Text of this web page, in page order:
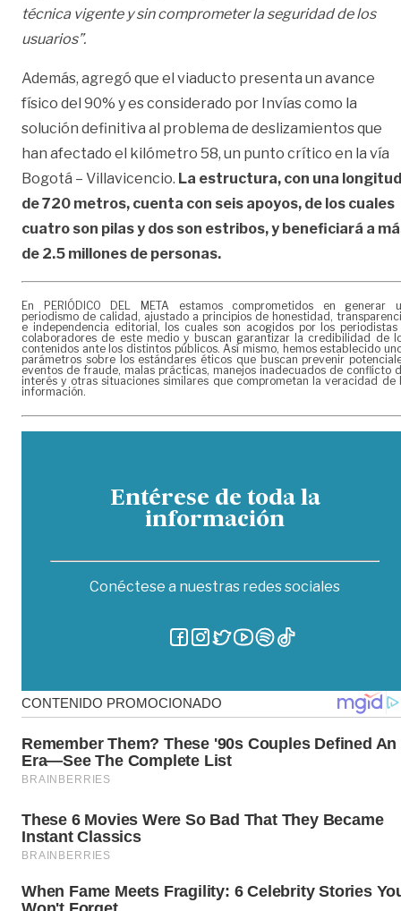
técnica vigente y sin comprometer la seguridad de los
usuarios”.
Además, agregó que el viaducto presenta un avance
físico del 90% y es considerado por Invías como la
solución definitiva al problema de deslizamientos que
han afectado el kilómetro 58, un punto crítico en la vía
Bogotá – Villavicencio. La estructura, con una longitud
de 720 metros, cuenta con seis apoyos, de los cuales
cuatro son pilas y dos son estribos, y beneficiará a
de 2.5 millones de personas.
En PERIÓDICO DEL META estamos comprometidos en generar
periodismo de calidad, ajustado a principios de honestidad,
e independencia editorial, los cuales son acogidos por los periodistas
colaboradores de este medio y buscan garantizar la credibilidad de
contenidos ante los distintos públicos. Así mismo, hemos establecido
parámetros sobre los estándares éticos que buscan prevenir
eventos de fraude, malas prácticas, manejos inadecuados de conflicto
interés y otras situaciones similares que comprometan la veracidad de
información.
Entérese de toda la
información
Conéctese a nuestras redes sociales